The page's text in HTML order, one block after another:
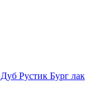
Рустик Бург лак